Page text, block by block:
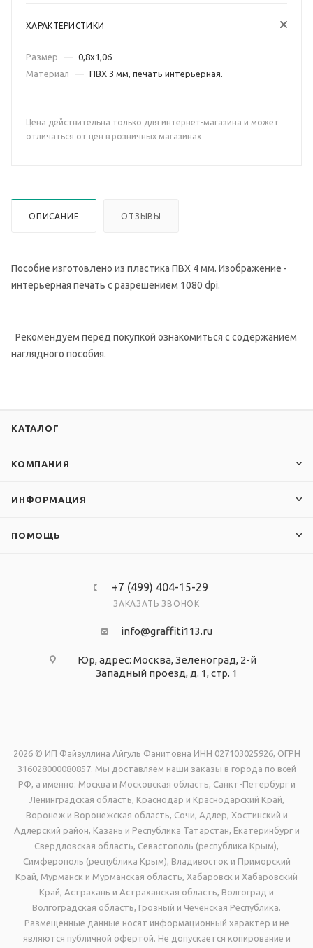
ХАРАКТЕРИСТИКИ
Размер — 0,8х1,06
Материал
— ПВХ 3 мм, печать интерьерная.
Цена действительна только для интернет-магазина и может
отличаться от цен в розничных магазинах
ОПИСАНИЕ ОТЗЫВЫ
Пособие изготовлено из пластика ПВХ 4 мм. Изображение -
интерьерная печать с разрешением 1080 dpi.
Рекомендуем перед покупкой ознакомиться с содержанием
наглядного пособия.
КАТАЛОГ
КОМПАНИЯ
ИНФОРМАЦИЯ
ПОМОЩЬ
+7 (499) 404-15-29
ЗАКАЗАТЬ ЗВОНОК
info@graffiti113.ru
Юр, адрес: Москва, Зеленоград, 2-й
Западный проезд, д. 1, стр. 1
2026 © ИП Файзуллина Айгуль Фанитовна ИНН 027103025926, ОГРН
316028000080857. Мы доставляем наши заказы в города по всей
РФ, а именно: Москва и Московская область, Санкт-Петербург и
Ленинградская область, Краснодар и Краснодарский Край,
Воронеж и Воронежская область, Сочи, Адлер, Хостинский и
Адлерский район, Казань и Республика Татарстан, Екатеринбург и
Свердловская область, Севастополь (республика Крым),
Симферополь (республика Крым), Владивосток и Приморский
Край, Мурманск и Мурманская область, Хабаровск и Хабаровский
Край, Астрахань и Астраханская область, Волгоград и
Волгоградская область, Грозный и Чеченская Республика.
Размещенные данные носят информационный характер и не
являются публичной офертой. Не допускается копирование и